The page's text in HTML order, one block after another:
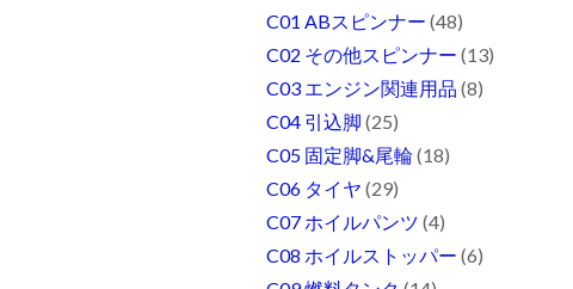
C01 ABスピンナー (48)
C02 その他スピンナー (13)
C03 エンジン関連用品 (8)
C04 引込脚 (25)
C05 固定脚&尾輪(18)
C06 タイヤ (29)
C07 ホイルパンツ (4)
C08 ホイルストッパー (6)